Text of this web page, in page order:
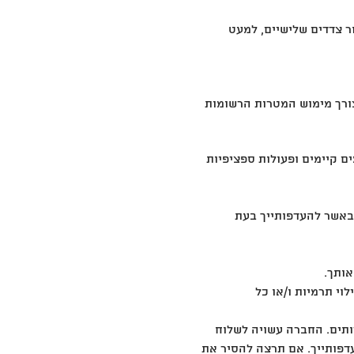
צדדים שלישיים, למעט
מימוש המטרות הרשומות
קיימים ופעולות ספציפיות
להעדפותייך בעת
תרמיות ו/או כל
החברה עשויה לשלוח
אם תרצה להסיר את